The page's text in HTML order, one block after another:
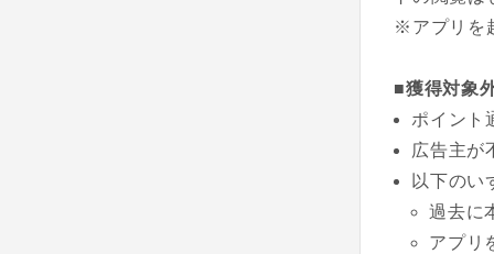
※アプリを
■獲得対象
ポイント
広告主が
以下のい
過去に
アプリ